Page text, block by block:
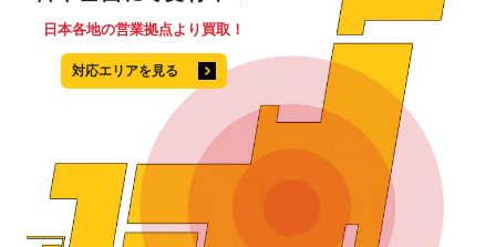
日本各地の営業拠点より買取！
対応エリアを見る